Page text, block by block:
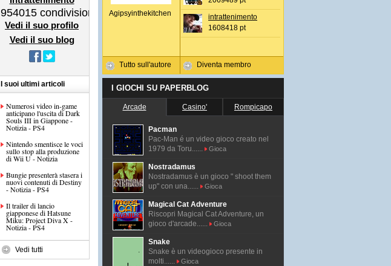
954015 condivisioni
Vedi il suo profilo
Vedi il suo blog
I suoi ultimi articoli
Numerosi video in-game
anticipano l'uscita di Dark
Souls III in Giappone -
Notizia - PS4
Nintendo smentisce le voci
sullo stop alla produzione
di Wii U - Notizia
Bungie presenterà stasera i
nuovi contenuti di Destiny
- Notizia - PS4
Il trailer di lancio
giapponese di Hatsune
Miku: Project Diva X -
Notizia - PS4
Vedi tutti
Agipsyinthekitchen
Tutto sull'autore
intrattenimento
1608418 pt
Diventa membro
I GIOCHI SU PAPERBLOG
Arcade Casino' Rompicapo
Pacman
Pac-Man é un video gioco creato nel
1979 da Toru......
Gioca
Nostradamus
Nostradamus è un gioco " shoot them
up" con una......
Gioca
Magical Cat Adventure
Riscopri Magical Cat Adventure, un
gioco d'arcade......
Gioca
Snake
Snake è un videogioco presente in
molti......
Gioca